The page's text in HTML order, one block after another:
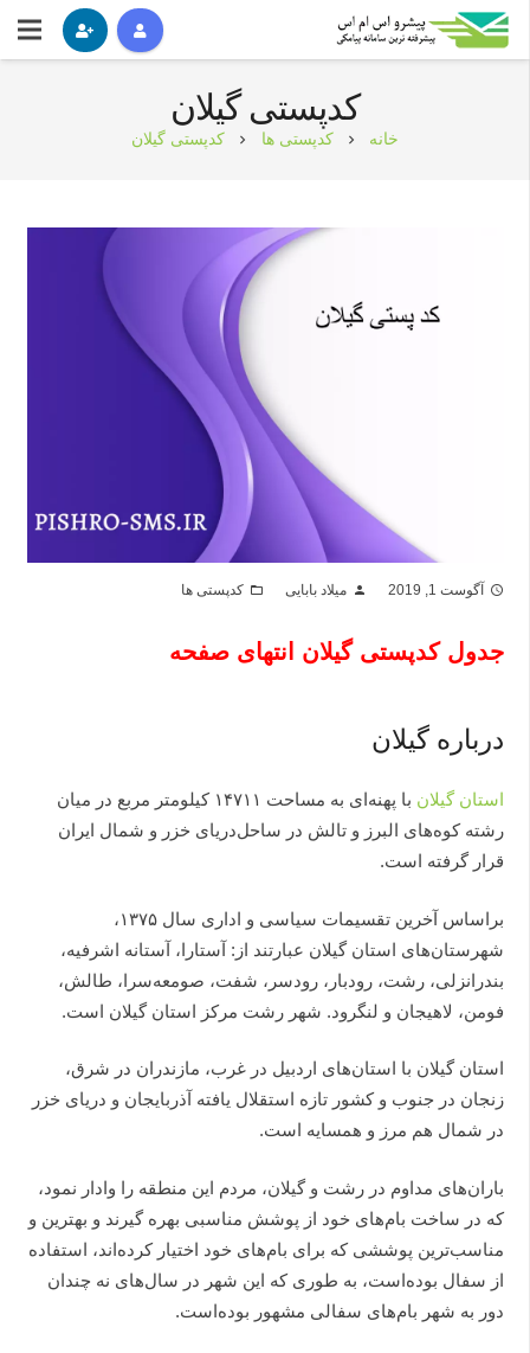
کدپستی گیلان
خانه chevron_right کدپستی ها chevron_right کدپستی گیلان
access_time آگوست 1, 2019 person میلاد بابایی folder_open کدپستی ها
جدول کدپستی گیلان انتهای صفحه
درباره گیلان
استان‌ گیلان‌
با پهنه‌ای‌ به‌ مساحت‌ ۱۴۷۱۱ كیلومتر مربع‌ در میان‌
رشته‌ كوه‌های‌ البرز و تالش‌ در ساحل‌دریای‌ خزر و شمال‌ ایران‌
قرار گرفته‌ است‌.
براساس‌ آخرین‌ تقسیمات‌ سیاسی‌ و اداری‌ سال‌ ۱۳۷۵،
شهرستان‌های‌ استان‌ گیلان‌ عبارتند از: آستارا، آستانه‌ اشرفیه‌،
بندرانزلی‌، رشت‌، رودبار، رودسر، شفت‌، صومعه‌سرا، طالش‌،
فومن‌، لاهیجان‌ و لنگرود. شهر رشت‌ مركز استان‌ گیلان‌ است‌.
استان‌ گیلان‌ با استان‌های ‌اردبیل‌ در غرب‌، مازندران‌ در شرق‌،
زنجان‌ در جنوب‌ و كشور تازه‌ استقلال‌ یافته‌ آذربایجان‌ و دریای‌ خزر
در شمال‌ هم‌ مرز و همسایه‌ است‌.
باران‌های مداوم در رشت و گیلان، مردم این منطقه را وادار نمود،
که در ساخت بام‌های خود از پوشش مناسبی بهره گیرند و بهترین و
مناسب‌ترین پوششی که برای بام‌های خود اختیار کرده‌اند، استفاده
از سفال بوده‌است، به طوری که این شهر در سال‌های نه چندان
دور به شهر بام‌های سفالی مشهور بوده‌است.